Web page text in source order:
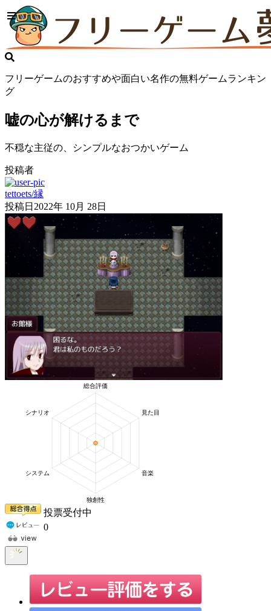
フリーゲームのおすすめや面白い名作の無料ゲームランキン
グ
嘘の心が解けるまで
不穏な主従の、シンプルなおつかいゲーム
投稿者
tettoets/縁
投稿日 2022年 10月 28日
投票受付中
0